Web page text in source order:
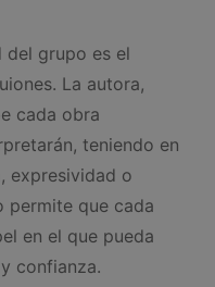
del grupo es el
La autora,
cada obra
teniendo en
expresividad o
permite que cada
en el que pueda
confianza.